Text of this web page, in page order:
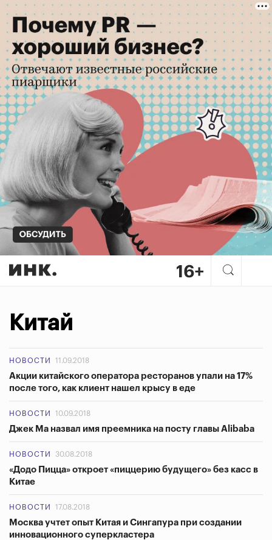
Китай
НОВОСТИ 11.09.2018
Акции китайского оператора ресторанов упали на 17%
после того, как клиент нашел крысу в еде
НОВОСТИ 10.09.2018
Джек Ма назвал имя преемника на посту главы Alibaba
НОВОСТИ 30.08.2018
«Додо Пицца» откроет «пиццерию будущего» без касс в
Китае
НОВОСТИ 17.08.2018
Москва учтет опыт Китая и Сингапура при создании
инновационного суперкластера